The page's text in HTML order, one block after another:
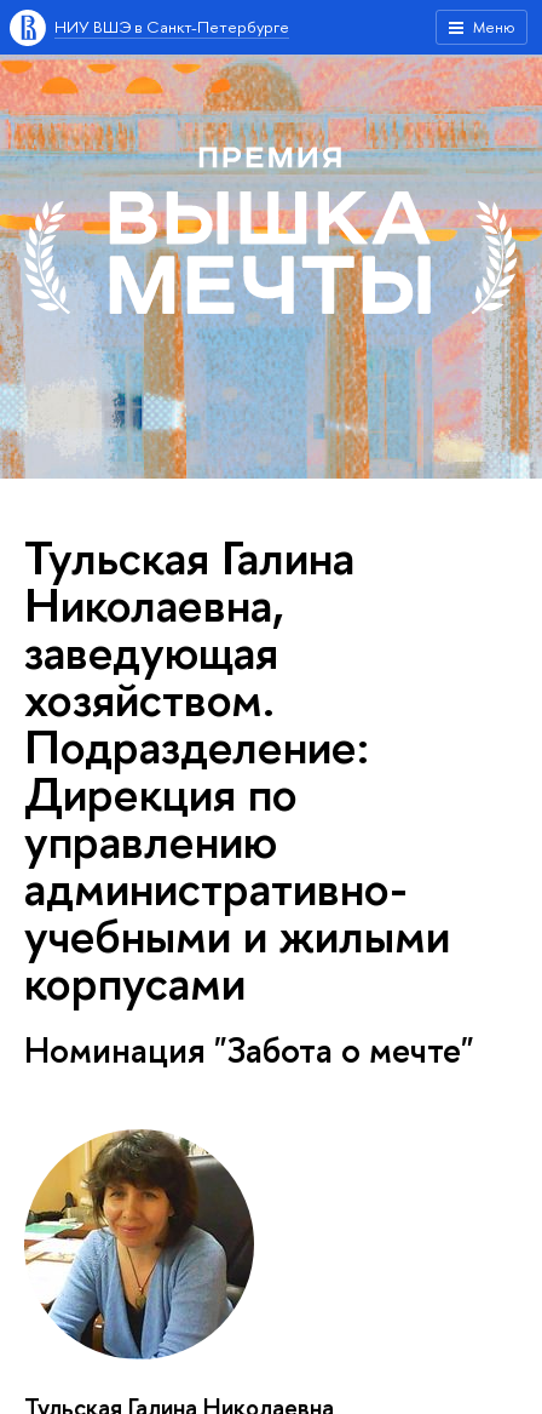
Меню
НИУ ВШЭ в Санкт-Петербурге
Тульская Галина
Николаевна,
заведующая
хозяйством.
Подразделение:
Дирекция по
управлению
административно-
учебными и жилыми
корпусами
Номинация "Забота о мечте"